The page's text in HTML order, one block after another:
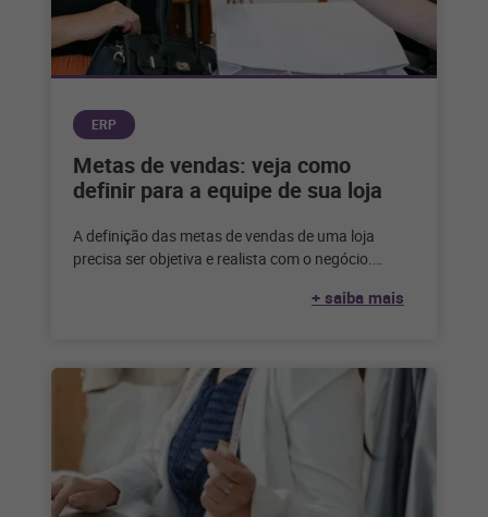
ERP
Metas de vendas: veja como
definir para a equipe de sua loja
A definição das metas de vendas de uma loja
precisa ser objetiva e realista com o negócio.
+ saiba mais